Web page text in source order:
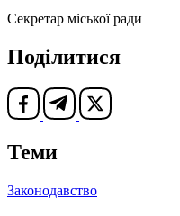
Секретар
Поділитися
Теми
Законодавство